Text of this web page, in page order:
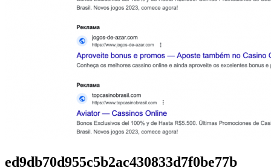
ed9db70d955c5b2ac430833d7f0be77b